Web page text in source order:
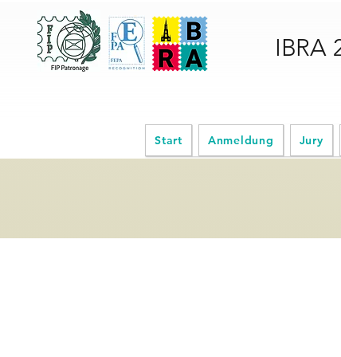
IBRA
Start Anmeldung Jury